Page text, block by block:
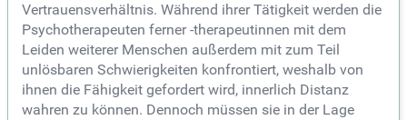
Vertrauensverhältnis. Während ihrer Tätigkeit werden die
Psychotherapeuten ferner -therapeutinnen mit dem
Leiden weiterer Menschen außerdem mit zum Teil
unlösbaren Schwierigkeiten konfrontiert, weshalb von
ihnen die Fähigkeit gefordert wird, innerlich Distanz
wahren zu können. Dennoch müssen sie in der Lage